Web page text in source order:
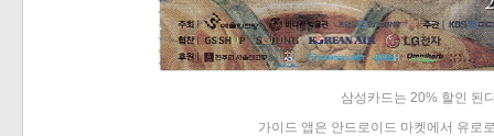
삼성카드는 20% 할인 된
가이드 앱은 안드로이드 마켓에서 유로